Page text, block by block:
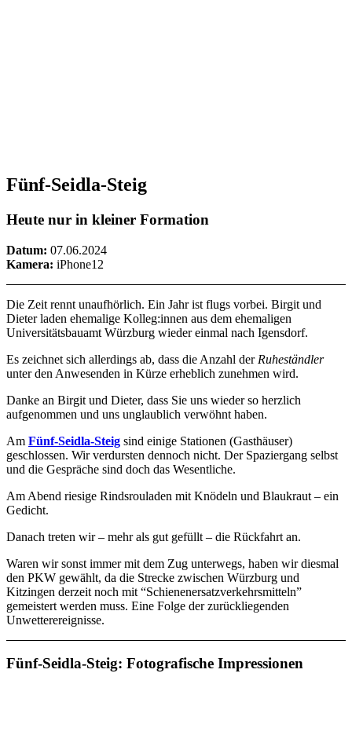
Fünf-Seidla-Steig
Heute nur in kleiner Formation
Datum: 07.06.2024
Kamera: iPhone12
Die Zeit rennt unaufhörlich. Ein Jahr ist flugs vorbei. Birgit und
Dieter laden ehemalige Kolleg:innen aus dem ehemaligen
Universitätsbauamt Würzburg wieder einmal nach Igensdorf.
Es zeichnet sich allerdings ab, dass die Anzahl der Ruheständler
unter den Anwesenden in Kürze erheblich zunehmen wird.
Danke an Birgit und Dieter, dass Sie uns wieder so herzlich
aufgenommen und uns unglaublich verwöhnt haben.
Am Fünf-Seidla-Steig sind einige Stationen (Gasthäuser)
geschlossen. Wir verdursten dennoch nicht. Der Spaziergang selbst
und die Gespräche sind doch das Wesentliche.
Am Abend riesige Rindsrouladen mit Knödeln und Blaukraut – ein
Gedicht.
Danach treten wir – mehr als gut gefüllt – die Rückfahrt an.
Waren wir sonst immer mit dem Zug unterwegs, haben wir diesmal
den PKW gewählt, da die Strecke zwischen Würzburg und
Kitzingen derzeit noch mit “Schienenersatzverkehrsmitteln”
gemeistert werden muss. Eine Folge der zurückliegenden
Unwetterereignisse.
Fünf-Seidla-Steig: Fotografische Impressionen